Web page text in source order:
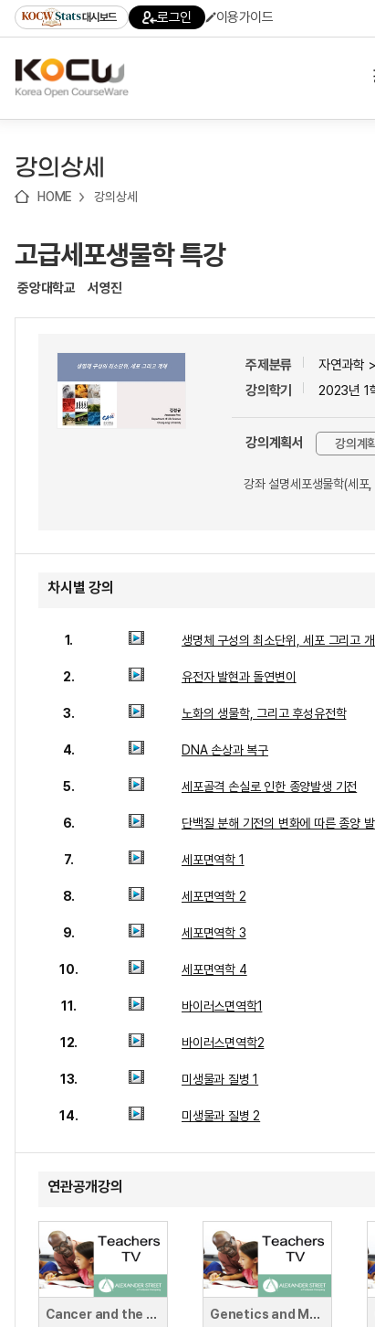
기
기
기
content)
가
대시보드 로그인 이용가이드
강의상세
HOME 강의상세
고급세포생물학 특강
중앙대학교 서영진
주제분류
자연과학
강의학기
2023년 1
강의계획서 강의계
강좌 설명세포생물학(세
차시별 강의
1. 생명체 구성의 최소단위, 세포 그리고 개
2. 유전자 발현과 돌연변이
3. 노화의 생물학, 그리고 후성유전학
4. DNA 손상과 복구
5. 세포골격 손실로 인한 종양발생 기전
6. 단백질 분해 기전의 변화에 따른 종양
7. 세포면역학 1
8. 세포면역학 2
9. 세포면역학 3
10. 세포면역학 4
11. 바이러스면역학1
12. 바이러스면역학2
13. 미생물과 질병 1
14. 미생물과 질병 2
연관공개강의
Cancer and the Genome: The Lesson
Genetics and Medicine: Breast Cancer in the Family